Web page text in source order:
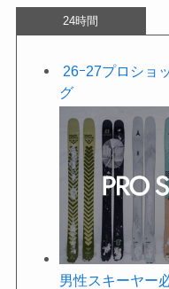
24時間
26ｰ27プロショ
グ
男性スキーヤー